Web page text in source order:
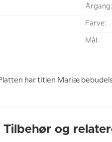
Årgang:
Farve:
Mål:
har titlen Mariæ
Tilbehør og